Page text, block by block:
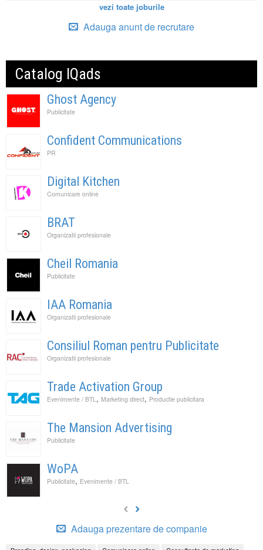
vezi toate joburile
Adauga anunt de recrutare
Catalog IQads
Ghost Agency
Publicitate
Confident Communications
PR
Digital Kitchen
Comunicare online
BRAT
Organizatii profesionale
Cheil Romania
Publicitate
IAA Romania
Organizatii profesionale
Consiliul Roman pentru Publicitate
Organizatii profesionale
Trade Activation Group
Evenimente / BTL , Marketing direct, Productie publicitara
The Mansion Advertising
Publicitate
WoPA
Publicitate, Evenimente / BTL
Adauga prezentare de companie